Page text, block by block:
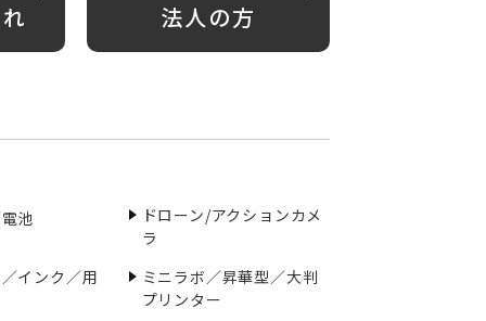
法人の方
池
ドローン/アクションカメ
ラ
インク／用
ミニラボ／昇華型／大判
プリンター